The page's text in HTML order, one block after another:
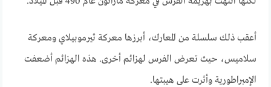
أعقب ذلك سلسلة من المعارك، أبرزها معركة ثيرموبيلاي ومعركة
سلاميس، حيث تعرض الفرس لهزائم أخرى. هذه الهزائم أضعفت
الإمبراطورية وأثرت على هيبتها.